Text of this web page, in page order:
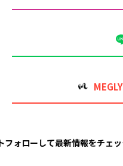
SNSアカウントフォロー